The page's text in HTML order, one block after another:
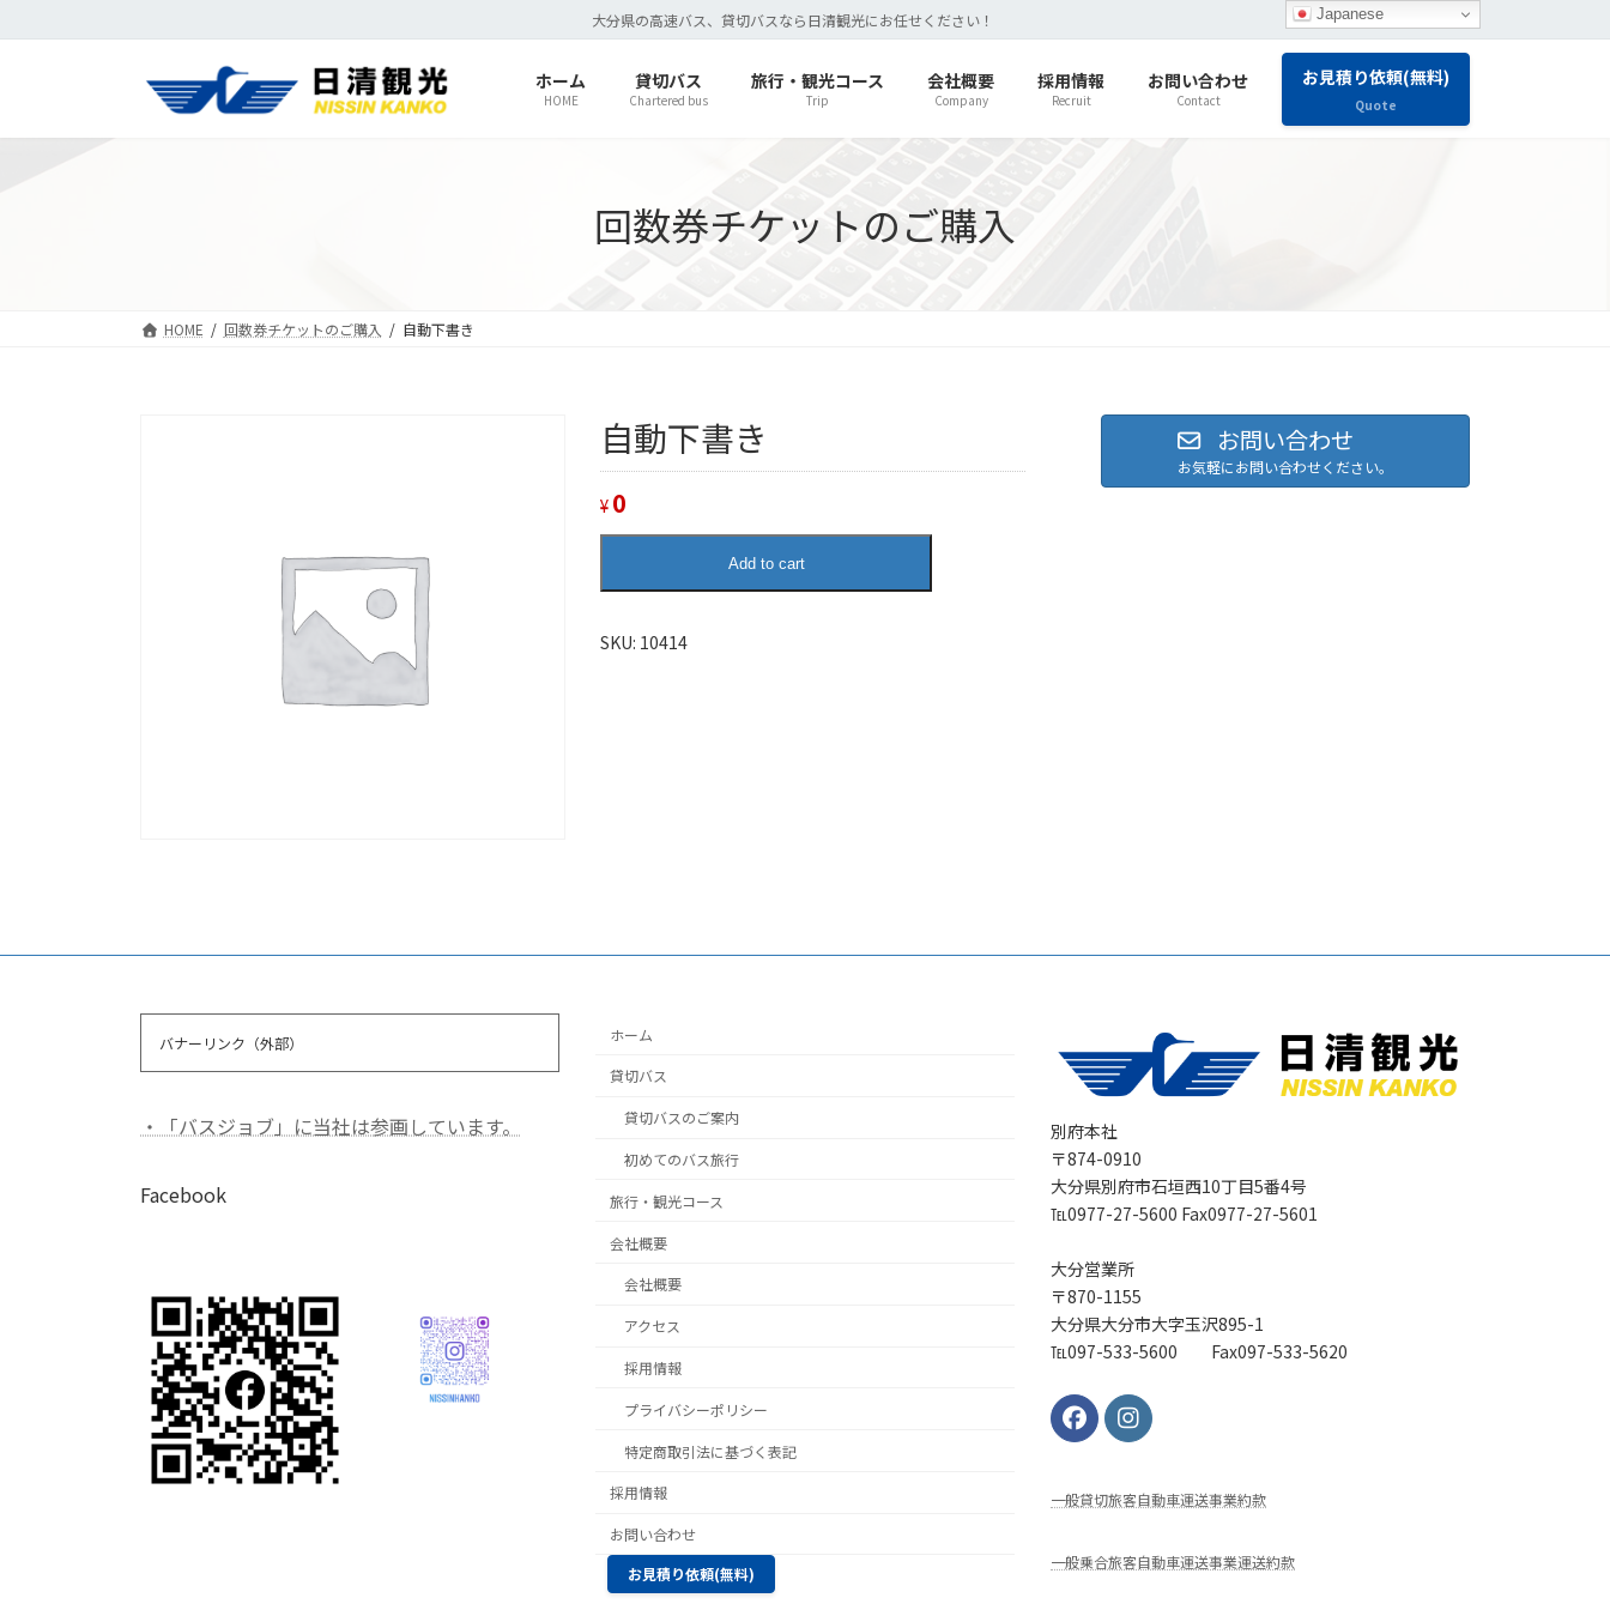
ン
ビ
大分県の高速バス、貸切バスなら日清観光にお任せください！
ホーム
HOME
貸切バス
Chartered bus
旅行・観光コース
Trip
会社概要
Company
採用情報
Recruit
お問い合わせ
Contact
お見積り依頼(無料)
Quote
回数券チケットのご購入
HOME 回数券チケットのご購入 自動下書き
自動下書き
¥ 0
書
Add to cart
SKU: 10414
お問い合わせ
お気軽にお問い合わせください。
バナーリンク（外部）
・「バスジョブ」に当社は参画しています。
Facebook
ホーム
貸切バス
貸切バスのご案内
初めてのバス旅行
旅行・観光コース
会社概要
会社概要
アクセス
採用情報
プライバシーポリシー
特定商取引法に基づく表記
採用情報
お問い合わせ
お見積り依頼(無料)
別府本社
〒874-0910
大分県別府市石垣西10丁目5番4号
℡0977-27-5600 Fax0977-27-5601
大分営業所
〒870-1155
大分県大分市大字玉沢895-1
℡097-533-5600 Fax097-533-5620
⼀般貸切旅客⾃動⾞運送事業約款
一般乗合旅客自動車運送事業運送約款
Japanese